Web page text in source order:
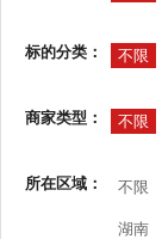
标的分类： 不限
商家类型： 不限
所在区域： 不限
湖南